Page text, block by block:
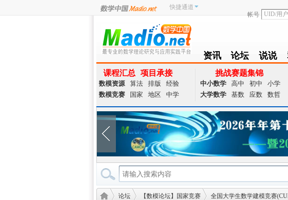
快捷通道
帐号
资讯
NEWS
论坛
BBS
说说
Follow
课程汇总 项目承接
数模资源 算法 排版
经验
数模竞赛
国家 地区 中学
挑战赛题集锦
中小数学 高中 初中
小学
大学数学
基数 应数 数哲
论坛 【数模论坛】国家竞赛 全国大学生数学建模竞赛